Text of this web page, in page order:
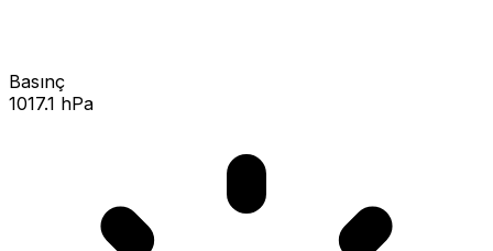
Basınç
1017.1 hPa